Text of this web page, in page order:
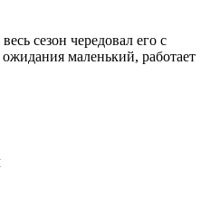
сезон чередовал его с
маленький, работает